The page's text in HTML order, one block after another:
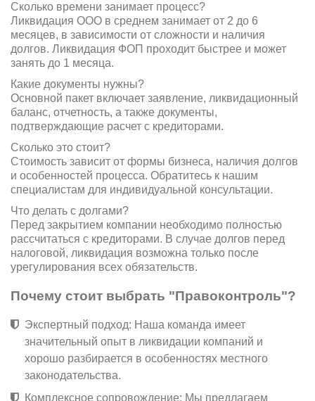
Сколько времени занимает процесс?
Ликвидация ООО в среднем занимает от 2 до 6
месяцев, в зависимости от сложности и наличия
долгов. Ликвидация ФОП проходит быстрее и может
занять до 1 месяца.
Какие документы нужны?
Основной пакет включает заявление, ликвидационный
баланс, отчетность, а также документы,
подтверждающие расчет с кредиторами.
Сколько это стоит?
Стоимость зависит от формы бизнеса, наличия долгов
и особенностей процесса. Обратитесь к нашим
специалистам для индивидуальной консультации.
Что делать с долгами?
Перед закрытием компании необходимо полностью
рассчитаться с кредиторами. В случае долгов перед
налоговой, ликвидация возможна только после
урегулирования всех обязательств.
Почему стоит выбрать "Правоконтроль"?
Экспертный подход: Наша команда имеет
значительный опыт в ликвидации компаний и
хорошо разбирается в особенностях местного
законодательства.
Комплексное сопровождение: Мы предлагаем